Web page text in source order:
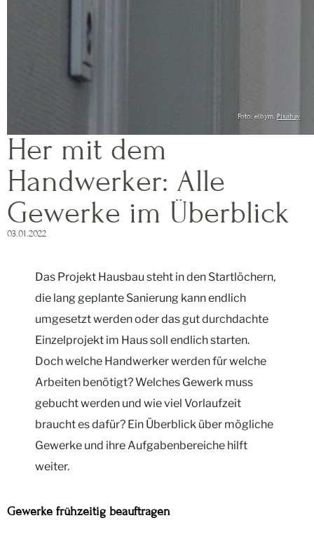
Foto: elbym, Pixabay
Her mit dem
Handwerker: Alle
Gewerke im Überblick
03.01.2022
Das Projekt Hausbau steht in den Startlöchern,
die lang geplante Sanierung kann endlich
umgesetzt werden oder das gut durchdachte
Einzelprojekt im Haus soll endlich starten.
Doch welche Handwerker werden für welche
Arbeiten benötigt? Welches Gewerk muss
gebucht werden und wie viel Vorlaufzeit
braucht es dafür? Ein Überblick über mögliche
Gewerke und ihre Aufgabenbereiche hilft
weiter.
Gewerke frühzeitig beauftragen